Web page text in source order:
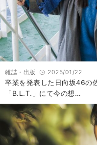
雑誌・出版 2025/01/22
卒業を発表した日向坂46の
「B.L.T.」にて今の想…